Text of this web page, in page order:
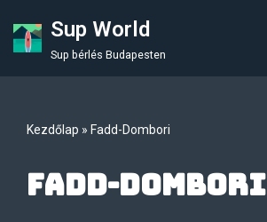
Skip
Sup World
Sup bérlés Budapesten
Kezdőlap » Fadd-Dombori
Fadd-Dombori